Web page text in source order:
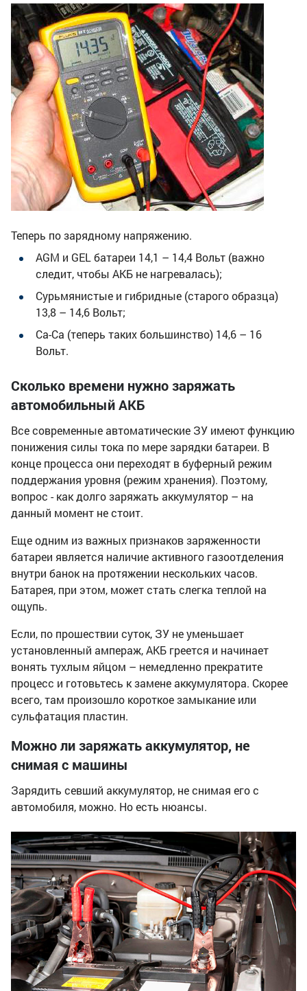
Теперь по зарядному напряжению.
AGM и GEL батареи 14,1 – 14,4 Вольт (важно
следит, чтобы АКБ не нагревалась);
Сурьмянистые и гибридные (старого образца)
13,8 – 14,6 Вольт;
Cа-Са (теперь таких большинство) 14,6 – 16
Вольт.
Сколько времени нужно заряжать
автомобильный АКБ
Все современные автоматические ЗУ имеют функцию
понижения силы тока по мере зарядки батареи. В
конце процесса они переходят в буферный режим
поддержания уровня (режим хранения). Поэтому,
вопрос - как долго заряжать аккумулятор – на
данный момент не стоит.
Еще одним из важных признаков заряженности
батареи является наличие активного газоотделения
внутри банок на протяжении нескольких часов.
Батарея, при этом, может стать слегка теплой на
ощупь.
Если, по прошествии суток, ЗУ не уменьшает
установленный ампераж, АКБ греется и начинает
вонять тухлым яйцом – немедленно прекратите
процесс и готовьтесь к замене аккумулятора. Скорее
всего, там произошло короткое замыкание или
сульфатация пластин.
Можно ли заряжать аккумулятор, не
снимая с машины
Зарядить севший аккумулятор, не снимая его с
автомобиля, можно. Но есть нюансы.